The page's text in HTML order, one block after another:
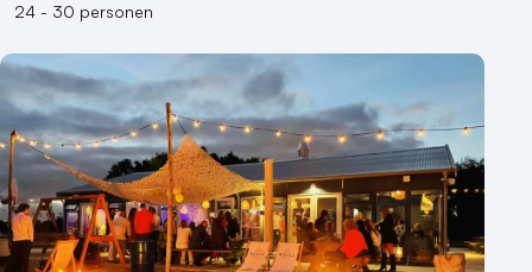
24 - 30 personen